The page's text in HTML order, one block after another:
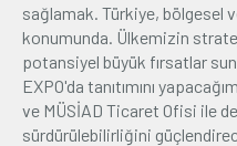
sağlamak. Türkiye, bölgesel
konumunda. Ülkemizin
potansiyel büyük fırsatlar
EXPO'da tanıtımını
ve MÜSİAD Ticaret Ofisi ile
sürdürülebilirliğini